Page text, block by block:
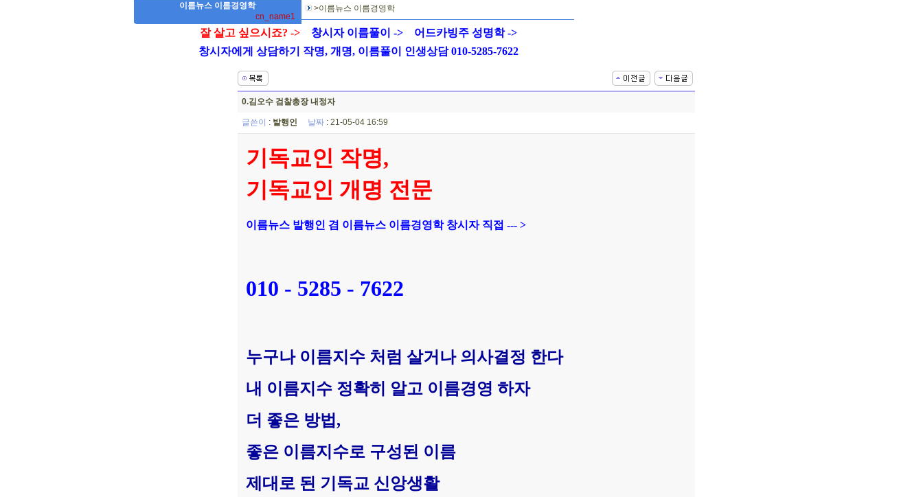
이름뉴스 이름경영학
cn_name1
>이름뉴스 이름경영학
잘 살고 싶으시죠? -> 창시자 이름풀이 ->
어드카빙주 성명학 ->
창시자에게 상담하기 작명, 개명, 이름풀이 인생상담 010-5285-7622
0.김오수 검찰총장 내정자
글쓴이 : 발행인 날짜 : 21-05-04 16:59
기독교인 작명,
기독교인 개명 전문
이름뉴스 발행인 겸 이름뉴스 이름경영학 창시자 직접 --- >
010 - 5285 - 7622
누구나 이름지수 처럼 살거나 의사결정 한다
내 이름지수 정확히 알고 이름경영 하자
더 좋은 방법,
좋은 이름지수로 구성된 이름
제대로 된 기독교 신앙생활